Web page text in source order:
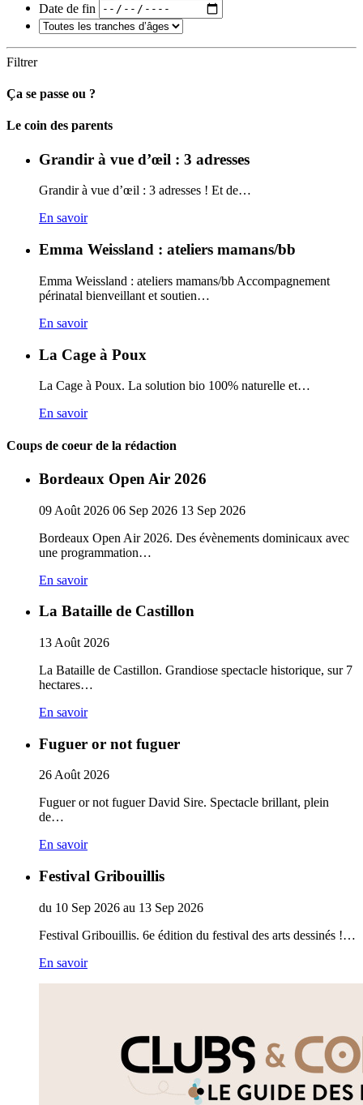
Date de fin
Filtrer
Ça se passe ou ?
Carto
Le coin des parents
Grandir à vue d’œil : 3 adresses
Grandir à vue d’œil : 3 adresses ! Et de…
En savoir
Emma Weissland : ateliers mamans/bb
Emma Weissland : ateliers mamans/bb Accompagnement
périnatal bienveillant et soutien…
En savoir
La Cage à Poux
La Cage à Poux. La solution bio 100% naturelle et…
En savoir
Coups de coeur de la rédaction
Bordeaux Open Air 2026
09 Août 2026 06 Sep 2026 13 Sep 2026
Bordeaux Open Air 2026. Des évènements dominicaux avec
une programmation…
En savoir
La Bataille de Castillon
13 Août 2026
La Bataille de Castillon. Grandiose spectacle historique, sur 7
hectares…
En savoir
Fuguer or not fuguer
26 Août 2026
Fuguer or not fuguer David Sire. Spectacle brillant, plein
de…
En savoir
Festival Gribouillis
du 10 Sep 2026 au 13 Sep 2026
Festival Gribouillis. 6e édition du festival des arts dessinés !…
En savoir